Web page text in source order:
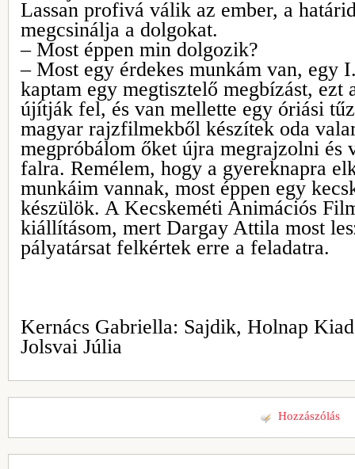
Lassan profivá válik az ember, a
megcsinálja a dolgokat.
– Most éppen min dolgozik?
– Most egy érdekes munkám van, egy
kaptam egy megtisztelő megbízást, ezt
újítják fel, és van mellette egy óriási
magyar rajzfilmekből készítek oda
megpróbálom őket újra megrajzolni és
falra. Remélem, hogy a gyereknapra
munkáim vannak, most éppen egy
készülök. A Kecskeméti Animációs
kiállításom, mert Dargay Attila most
pályatársat felkértek erre a feladatra.
Kernács Gabriella: Sajdik, Holnap
Jolsvai Júlia
Hozzászólás